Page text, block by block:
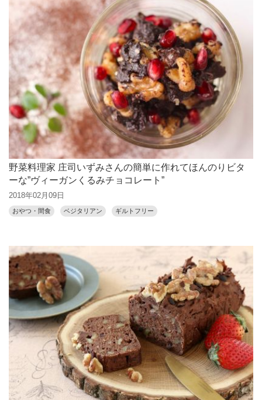
野菜料理家 庄司いずみさんの簡単に作れてほんのりビタ
ーな”ヴィーガンくるみチョコレート”
2018年02月09日
おやつ・間食 ベジタリアン ギルトフリー